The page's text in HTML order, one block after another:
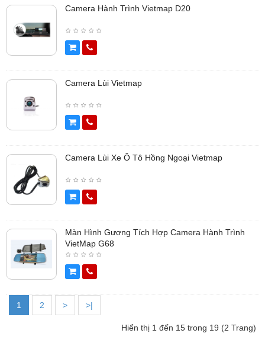
Camera Hành Trình Vietmap D20
Camera Lùi Vietmap
Camera Lùi Xe Ô Tô Hồng Ngoại Vietmap
Màn Hình Gương Tích Hợp Camera Hành Trình
VietMap G68
1 2 > >|
Hiển thị 1 đến 15 trong 19 (2 Trang)